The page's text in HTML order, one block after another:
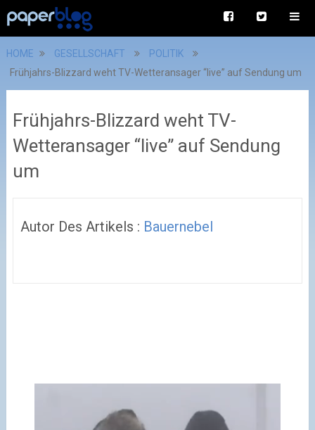
HOME GESELLSCHAFT
POLITIK
Frühjahrs-Blizzard weht TV-Wetteransager “live” auf Sendung um
Frühjahrs-Blizzard weht TV-
Wetteransager “live” auf Sendung
um
Autor Des Artikels : Bauernebel